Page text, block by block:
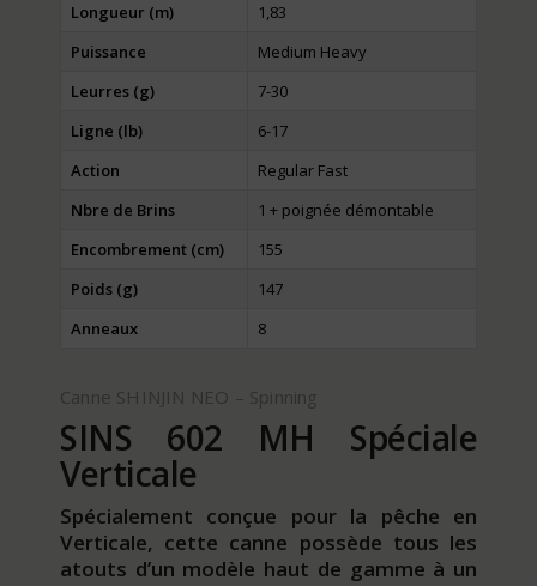
Longueur (m)
1,83
Puissance
Medium Heavy
Leurres (g)
7-30
Ligne (lb)
6-17
Action
Regular Fast
Nbre de Brins
1 + poignée démontable
Encombrement (cm)
155
Poids (g)
147
Anneaux
8
Canne SHINJIN NEO – Spinning
SINS 602 MH Spéciale
Verticale
Spécialement conçue pour la pêche en
Verticale, cette canne possède tous les
atouts d’un modèle haut de gamme à un